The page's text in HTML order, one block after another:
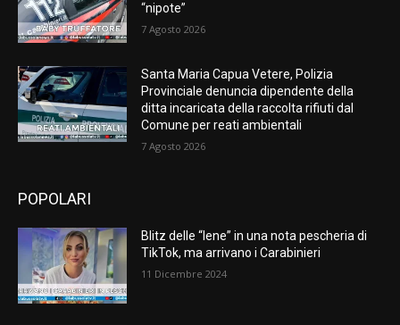
“nipote”
7 Agosto 2026
Santa Maria Capua Vetere, Polizia
Provinciale denuncia dipendente della
ditta incaricata della raccolta rifiuti dal
Comune per reati ambientali
7 Agosto 2026
POPOLARI
Blitz delle “Iene” in una nota pescheria di
TikTok, ma arrivano i Carabinieri
11 Dicembre 2024